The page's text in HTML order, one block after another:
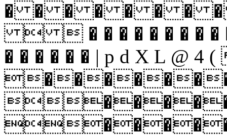
� � � � � � �
  � � � � � � � � �
� � � � � � | p d X L @ 4